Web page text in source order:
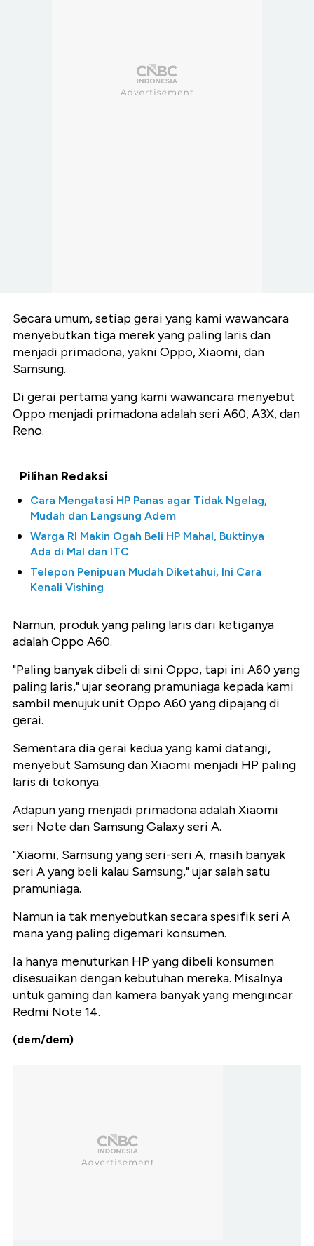
Secara umum, setiap gerai yang kami wawancara
menyebutkan tiga merek yang paling laris dan
menjadi primadona, yakni Oppo, Xiaomi, dan
Samsung.
Di gerai pertama yang kami wawancara menyebut
Oppo menjadi primadona adalah seri A60, A3X, dan
Reno.
Pilihan Redaksi
Cara Mengatasi HP Panas agar Tidak Ngelag,
Mudah dan Langsung Adem
Warga RI Makin Ogah Beli HP Mahal, Buktinya
Ada di Mal dan ITC
Telepon Penipuan Mudah Diketahui, Ini Cara
Kenali Vishing
Namun, produk yang paling laris dari ketiganya
adalah Oppo A60.
"Paling banyak dibeli di sini Oppo, tapi ini A60 yang
paling laris," ujar seorang pramuniaga kepada kami
sambil menujuk unit Oppo A60 yang dipajang di
gerai.
Sementara dia gerai kedua yang kami datangi,
menyebut Samsung dan Xiaomi menjadi HP paling
laris di tokonya.
Adapun yang menjadi primadona adalah Xiaomi
seri Note dan Samsung Galaxy seri A.
"Xiaomi, Samsung yang seri-seri A, masih banyak
seri A yang beli kalau Samsung," ujar salah satu
pramuniaga.
Namun ia tak menyebutkan secara spesifik seri A
mana yang paling digemari konsumen.
Ia hanya menuturkan HP yang dibeli konsumen
disesuaikan dengan kebutuhan mereka. Misalnya
untuk gaming dan kamera banyak yang mengincar
Redmi Note 14.
(dem/dem)